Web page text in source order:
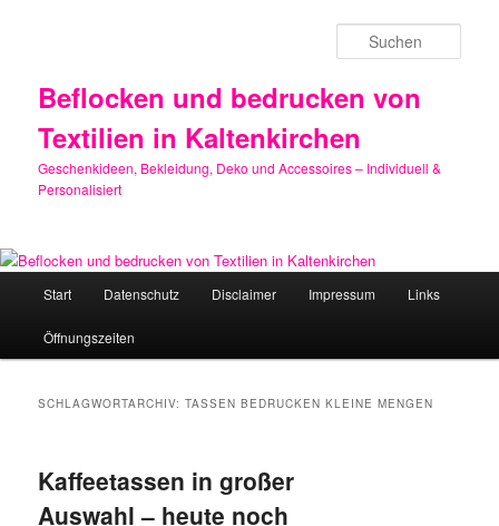
Beflocken und bedrucken von
Textilien in Kaltenkirchen
Geschenkideen, Bekleidung, Deko und Accessoires – Individuell &
Personalisiert
Start Datenschutz Disclaimer Impressum Links
Öffnungszeiten
SCHLAGWORTARCHIV:TASSEN BEDRUCKEN KLEINE MENGEN
Kaffeetassen in großer
Auswahl – heute noch